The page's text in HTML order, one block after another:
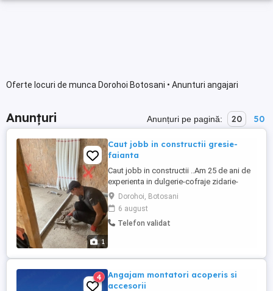
Oferte locuri de munca Dorohoi Botosani • Anunturi angajari
Anunțuri Anunțuri pe pagină: 20 50
1
Caut jobb in constructii gresie-
faianta
Caut jobb in constructii ..Am 25 de ani de
experienta in dulgerie-cofraje zidarie-
tencuieli rigips-glet gresie-faianta etc..
Accept numai oferte din strainatate Italia,
Franta, Belgia, Olanda etc.. Ma puteti
contacta si pe whatsapp
Dorohoi, Botosani
6 august
Telefon validat
4
Angajam montatori acoperis si
accesorii